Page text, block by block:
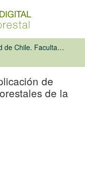
Universidad de Chile. Facultad de Ciencias Forestales
de
de la